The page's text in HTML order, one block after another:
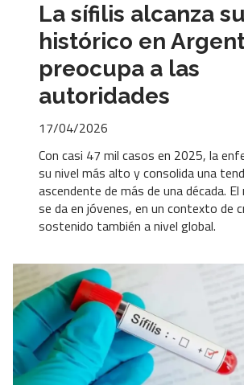
La sífilis alcanza
histórico en
preocupa a las
autoridades
Con casi 47 mil casos en 2025, la
su nivel más alto y consolida una
ascendente de más de una década.
se da en jóvenes, en un contexto de
sostenido también a nivel global.
17/04/2026